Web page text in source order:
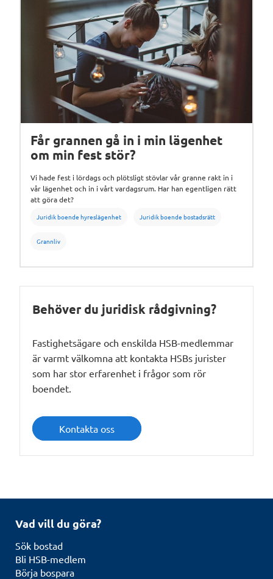
Får grannen gå in i min lägenhet
om min fest stör?
Vi hade fest i lördags och plötsligt stövlar vår granne rakt in i
vår lägenhet och in i vårt vardagsrum. Har han egentligen rätt
att göra det?
Juridik boende hyreslägenhet Juridik boende bostadsrätt
Grannliv
Behöver du juridisk rådgivning?
Fastighetsägare och enskilda HSB-medlemmar
är varmt välkomna att kontakta HSBs jurister
som har stor erfarenhet i frågor som rör
boendet.
Kontakta oss
Vad vill du göra?
Sök bostad
Bli HSB-medlem
Börja bospara